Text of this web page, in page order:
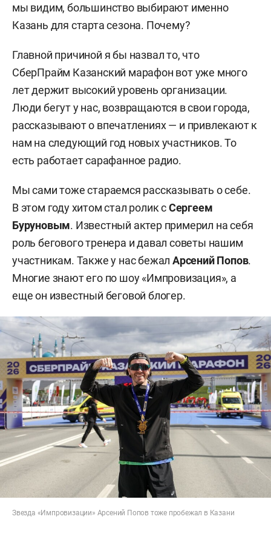
мы видим, большинство выбирают именно
Казань для старта сезона. Почему?
Главной причиной я бы назвал то, что
СберПрайм Казанский марафон вот уже много
лет держит высокий уровень организации.
Люди бегут у нас, возвращаются в свои города,
рассказывают о впечатлениях — и привлекают к
нам на следующий год новых участников. То
есть работает сарафанное радио.
Мы сами тоже стараемся рассказывать о себе.
В этом году хитом стал ролик сСергеем
Буруновым. Известный актер примерил на себя
роль бегового тренера и давал советы нашим
участникам. Также у нас бежалАрсений Попов.
Многие знают его по шоу «Импровизация», а
еще он известный беговой блогер.
Звезда «Импровизации» Арсений Попов тоже пробежал в Казани